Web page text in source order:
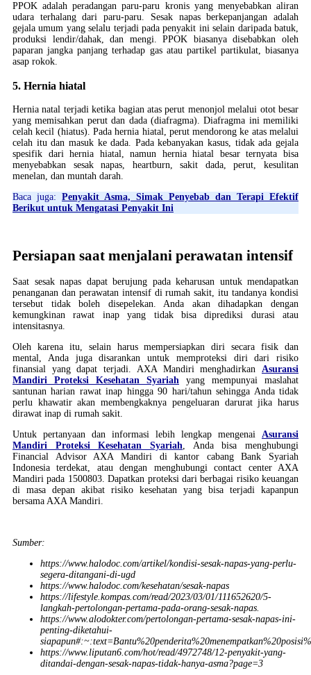
PPOK adalah peradangan paru-paru kronis yang menyebabkan aliran
udara terhalang dari paru-paru. Sesak napas berkepanjangan adalah
gejala umum yang selalu terjadi pada penyakit ini selain daripada batuk,
produksi lendir/dahak, dan mengi. PPOK biasanya disebabkan oleh
paparan jangka panjang terhadap gas atau partikel partikulat, biasanya
asap rokok.
5. Hernia hiatal
Hernia natal terjadi ketika bagian atas perut menonjol melalui otot besar
yang memisahkan perut dan dada (diafragma). Diafragma ini memiliki
celah kecil (hiatus). Pada hernia hiatal, perut mendorong ke atas melalui
celah itu dan masuk ke dada. Pada kebanyakan kasus, tidak ada gejala
spesifik dari hernia hiatal, namun hernia hiatal besar ternyata bisa
menyebabkan sesak napas, heartburn, sakit dada, perut, kesulitan
menelan, dan muntah darah.​
Baca juga: Penyakit Asma, Simak Penyebab dan Terapi Efektif
Berikut untuk Mengatasi Penyakit Ini
Persiapan saat menjalani perawatan intensif
Saat sesak napas dapat berujung pada keharusan untuk mendapatkan
penanganan dan perawatan intensif di rumah sakit, itu tandanya kondisi
tersebut tidak boleh disepelekan. Anda akan dihadapkan dengan
kemungkinan rawat inap yang tidak bisa diprediksi durasi atau
intensitasnya.
Oleh karena itu, selain harus mempersiapkan diri secara fisik dan
mental, Anda juga disarankan untuk memproteksi diri dari risiko
finansial yang dapat terjadi. AXA Mandiri menghadirkan Asuransi
Mandiri Proteksi Kesehatan Syariah yang mempunyai maslahat
santunan harian rawat inap hingga 90 hari/tahun sehingga Anda tidak
perlu khawatir akan membengkaknya pengeluaran darurat jika harus
dirawat inap di rumah sakit.
Untuk pertanyaan dan informasi lebih lengkap mengenai Asuransi
Mandiri Proteksi Kesehatan Syariah, Anda bisa menghubungi
Financial Advisor AXA Mandiri di kantor cabang Bank Syariah
Indonesia terdekat, atau dengan menghubungi contact center AXA
Mandiri pada 1500803. Dapatkan proteksi dari berbagai risiko keuangan
di masa depan akibat risiko kesehatan yang bisa terjadi kapanpun
bersama AXA Mandiri.
Sumber:
https://www.halodoc.com/artikel/kondisi-sesak-napas-yang-perlu-
segera-ditangani-di-ugd
https://www.halodoc.com/kesehatan/sesak-napas
https://lifestyle.kompas.com/read/2023/03/01/111652620/5-
langkah-pertolongan-pertama-pada-orang-sesak-napas.
https://www.alodokter.com/pertolongan-pertama-sesak-napas-ini-
penting-diketahui-
https://www.liputan6.com/hot/read/4972748/12-penyakit-yang-
ditandai-dengan-sesak-napas-tidak-hanya-asma?page=3